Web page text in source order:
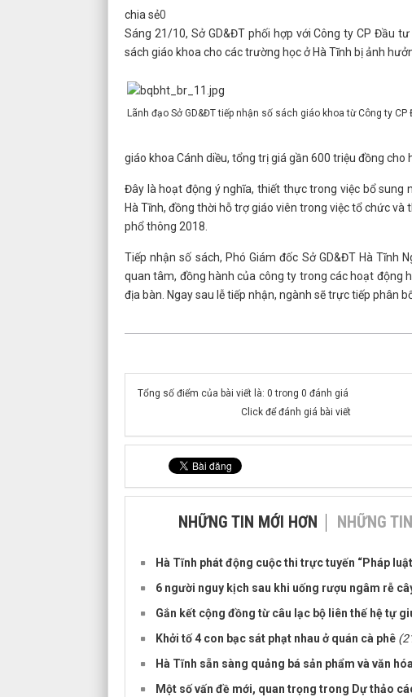
chia sẻ0
Sáng 21/10, Sở GD&ĐT phối hợp với Công ty CP Đầu
sách giáo khoa cho các trường học ở Hà Tĩnh bị ảnh
Lãnh đạo Sở GD&ĐT tiếp nhận số sách giáo khoa từ Công ty
giáo khoa Cánh diều, tổng trị giá gần 600 triệu đồng
Đây là hoạt động ý nghĩa, thiết thực trong việc bổ
Hà Tĩnh, đồng thời hỗ trợ giáo viên trong việc tổ chức
phổ thông 2018.
Tiếp nhận số sách, Phó Giám đốc Sở GD&ĐT Hà
quan tâm, đồng hành của công ty trong các hoạt động
địa bàn. Ngay sau lễ tiếp nhận, ngành sẽ trực tiếp phân
Tổng số điểm của bài viết là: 0 trong 0 đánh giá
Click để đánh giá bài viết
NHỮNG TIN MỚI HƠN NHỮNG
Hà Tĩnh phát động cuộc thi trực tuyến “Pháp
6 người nguy kịch sau khi uống rượu ngâm rễ
Gắn kết cộng đồng từ câu lạc bộ liên thế hệ tự
Khởi tố 4 con bạc sát phạt nhau ở quán cà phê
Hà Tĩnh sẵn sàng quảng bá sản phẩm và văn
Một số vấn đề mới, quan trọng trong Dự thảo